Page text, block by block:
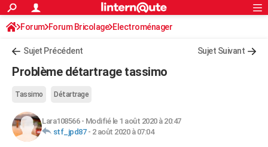
ACTUALITÉS
Politique
Société
Faits Divers
Education
Monde
Villes
+
AUTO
Essais
Réserver un essai
Citadines
Berlines
SUV
Forum auto
+HIGH-TECH
S'inscrire
Connexion
Forum Forum Bricolage Electroménager
Sujet Précédent Sujet Suivant
Problème détartrage tassimo
Tassimo Détartrage
Lara108566- Modifié le 1 août 2020 à 20:47
stf_jpd87- 2 août 2020 à 07:04